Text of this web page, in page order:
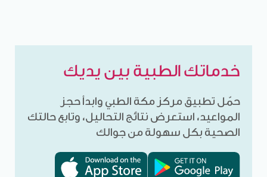
خدماتك الطبية بين يديك
حمّل تطبيق مركز مكة الطبي وابدأ حجز
المواعيد، استعرض نتائج التحاليل، وتابع حالتك
الصحية بكل سهولة من جوالك